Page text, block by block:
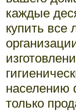
каждые
купить все
населению
только